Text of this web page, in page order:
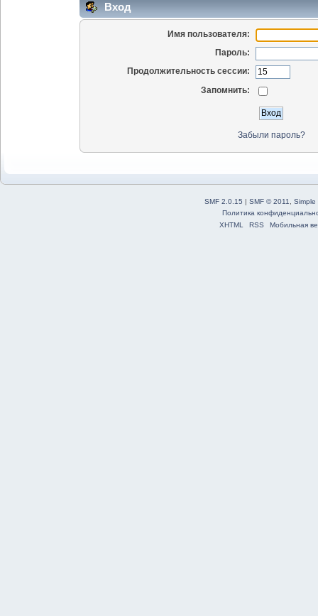
Вход
Имя пользователя:
Пароль:
Продолжительность сессии:
Запомнить:
Забыли пароль?
SMF 2.0.15 | SMF © 2011
Simple
Политика
XHTML
RSS Мобильная